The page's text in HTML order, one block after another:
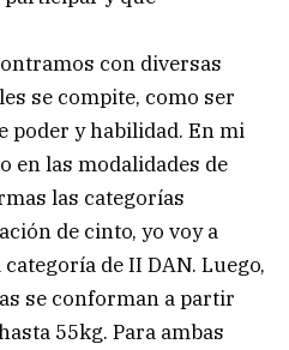
con diversas
se compite, como ser
poder y habilidad. En mi
en las modalidades de
las categorías
de cinto, yo voy a
de II DAN. Luego,
se conforman a partir
55kg. Para ambas